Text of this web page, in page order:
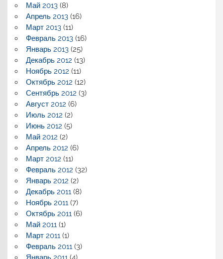
Май 2013(8)
Апрель 2013(16)
Март 2013(11)
Февраль 2013(16)
Январь 2013(25)
Декабрь 2012 (13)
Ноябрь 2012 (11)
Октябрь 2012 (12)
Сентябрь 2012 (3)
Август 2012 (6)
Июль 2012 (2)
Июнь 2012 (5)
Май 2012 (2)
Апрель 2012 (6)
Март 2012 (11)
Февраль 2012 (32)
Январь 2012 (2)
Декабрь 2011(8)
Ноябрь 2011(7)
Октябрь 2011(6)
Май 2011(1)
Март 2011(1)
Февраль 2011(3)